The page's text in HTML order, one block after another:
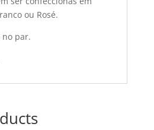
ou Rosé.
no par.